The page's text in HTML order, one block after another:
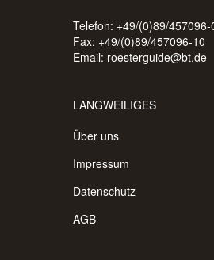
Telefon: +49/(0)89/457096-
Fax: +49/(0)89/457096-10
Email: roesterguide@bt.de
LANGWEILIGES
Über uns
Impressum
Datenschutz
AGB